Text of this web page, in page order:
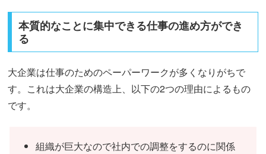
本質的なことに集中できる仕事の進め方ができ
る
大企業は仕事のためのペーパーワークが多くなりがちで
す。これは大企業の構造上、以下の2つの理由によるもの
です。
組織が巨大なので社内での調整をするのに関係